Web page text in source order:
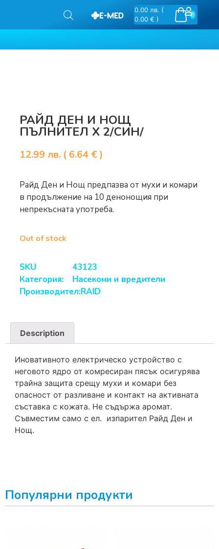
0
0.00 лв. (
0.00 € )
РАЙД ДЕН И НОЩ
ПЪЛНИТЕЛ Х 2/СИН/
12.99 лв. ( 6.64 € )
Райд Ден и Нощ предпазва от мухи и комари
в продължение на 10 денонощия при
непрекъсната употреба.
Out of stock
SKU
43123
Категория:
Насекоми и вредители
Производител:RAID
Description
Иновативното електрическо устройство с
неговото ядро от комресиран пясък осигурява
трайна защита срещу мухи и комари без
опасност от разливане и контакт на активната
съставка с кожата. Не съдържа аромат.
Съвместим само с ел. изпарител Райд Ден и
Нощ.
Популярни продукти